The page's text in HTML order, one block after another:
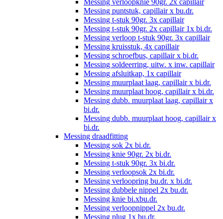
Messing verloopknie 90gr. 2x capillair
Messing puntstuk, capillair x bu.dr.
Messing t-stuk 90gr. 3x capillair
Messing t-stuk 90gr. 2x capillair 1x bi.dr.
Messing verloop t-stuk 90gr. 3x capillair
Messing kruisstuk, 4x capillair
Messing schroefbus, capillair x bi.dr.
Messing soldeerring, uitw. x inw. capillair
Messing afsluitkap, 1x capillair
Messing muurplaat laag, capillair x bi.dr.
Messing muurplaat hoog, capillair x bi.dr.
Messing dubb. muurplaat laag, capillair x
bi.dr.
Messing dubb. muurplaat hoog, capillair x
bi.dr.
Messing draadfitting
Messing sok 2x bi.dr.
Messing knie 90gr. 2x bi.dr.
Messing t-stuk 90gr. 3x bi.dr.
Messing verloopsok 2x bi.dr.
Messing verloopring bu.dr. x bi.dr.
Messing dubbele nippel 2x bu.dr.
Messing knie bi.xbu.dr.
Messing verloopnippel 2x bu.dr.
Messing plug 1x bu.dr.